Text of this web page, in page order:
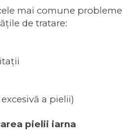
mai comune probleme
de tratare:
a pielii)
pielii iarna